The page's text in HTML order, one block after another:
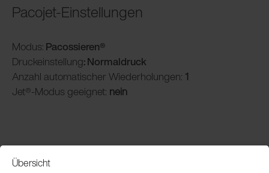
Pacojet-Einstellungen
Modus: Pacossieren®
Druckeinstellung: Normaldruck
Anzahl automatischer Wiederholungen: 1
Jet®-Modus geeignet: nein
Übersicht